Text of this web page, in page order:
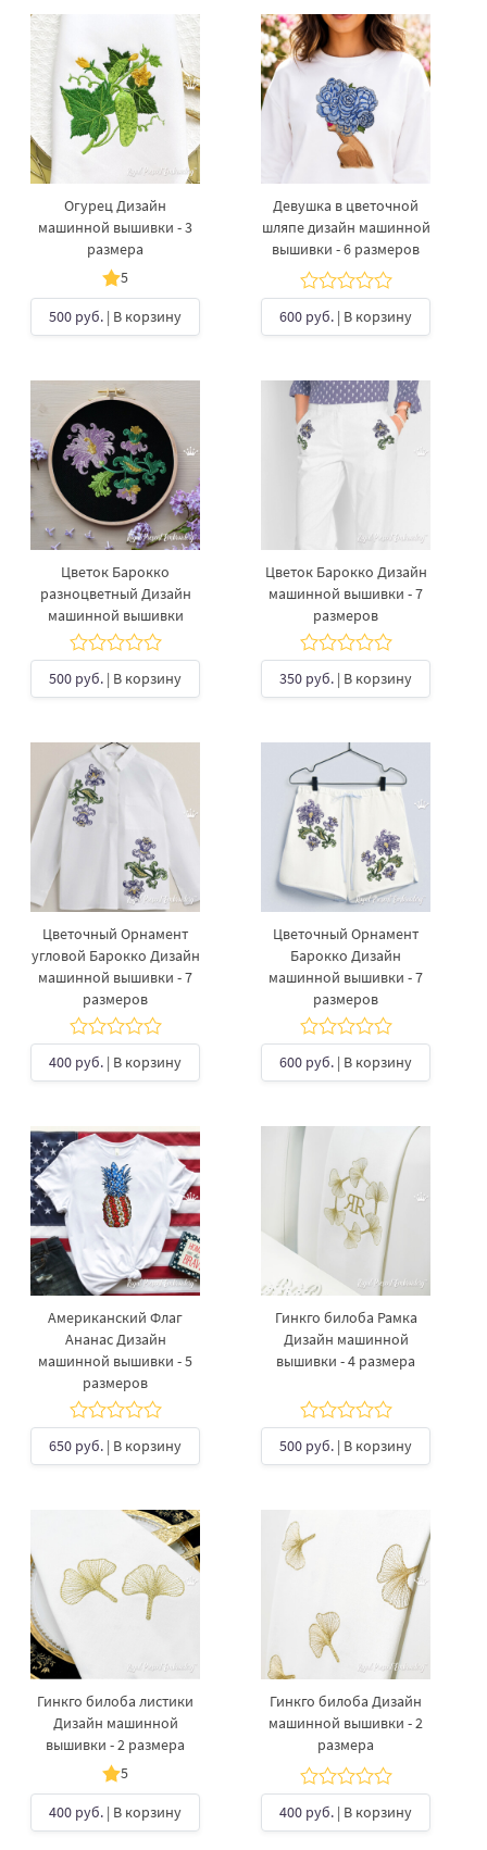
Огурец Дизайн
машинной вышивки - 3
размера
5
500 руб. | В корзину
Девушка в цветочной
шляпе дизайн машинной
вышивки - 6 размеров
600 руб. | В корзину
Цветок Барокко
разноцветный Дизайн
машинной вышивки
500 руб. | В корзину
Цветок Барокко Дизайн
машинной вышивки - 7
размеров
350 руб. | В корзину
Цветочный Орнамент
угловой Барокко Дизайн
машинной вышивки - 7
размеров
400 руб. | В корзину
Цветочный Орнамент
Барокко Дизайн
машинной вышивки - 7
размеров
600 руб. | В корзину
Американский Флаг
Ананас Дизайн
машинной вышивки - 5
размеров
650 руб. | В корзину
Гинкго билоба Рамка
Дизайн машинной
вышивки - 4 размера
500 руб. | В корзину
Гинкго билоба листики
Дизайн машинной
вышивки - 2 размера
5
400 руб. | В корзину
Гинкго билоба Дизайн
машинной вышивки - 2
размера
400 руб. | В корзину